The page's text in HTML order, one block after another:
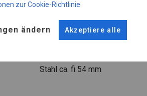
Stahl ca. fi 54 mm
zur Cookie-Richtlinie
ändern Akzeptiere alle